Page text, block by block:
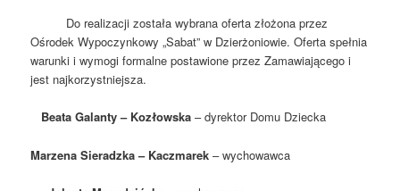
Do realizacji została wybrana oferta złożona przez
Ośrodek Wypoczynkowy „Sabat” w Dzierżoniowie. Oferta spełnia
warunki i wymogi formalne postawione przez Zamawiającego i
jest najkorzystniejsza.
Beata Galanty – Kozłowska – dyrektor Domu Dziecka
Marzena Sieradzka – Kaczmarek – wychowawca